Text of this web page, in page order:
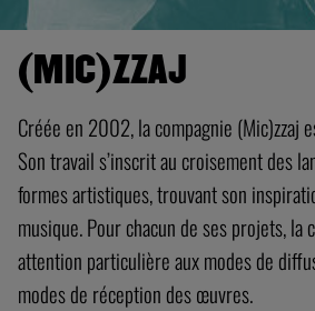
(MIC)ZZAJ
Créée en 2002, la compagnie (Mic)zzaj
Son travail s’inscrit au croisement des
formes artistiques, trouvant son
musique. Pour chacun de ses projets, la
attention particulière aux modes de
modes de réception des œuvres.